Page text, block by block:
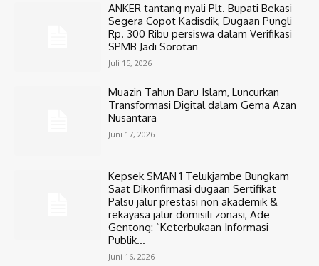
ANKER tantang nyali Plt. Bupati Bekasi
Segera Copot Kadisdik, Dugaan Pungli
Rp. 300 Ribu persiswa dalam Verifikasi
SPMB Jadi Sorotan
Juli 15, 2026
Muazin Tahun Baru Islam, Luncurkan
Transformasi Digital dalam Gema Azan
Nusantara
Juni 17, 2026
Kepsek SMAN 1 Telukjambe Bungkam
Saat Dikonfirmasi dugaan Sertifikat
Palsu jalur prestasi non akademik &
rekayasa jalur domisili zonasi, Ade
Gentong: “Keterbukaan Informasi
Publik...
Juni 16, 2026